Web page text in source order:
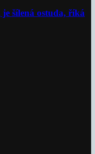
je šílená ostuda, říká